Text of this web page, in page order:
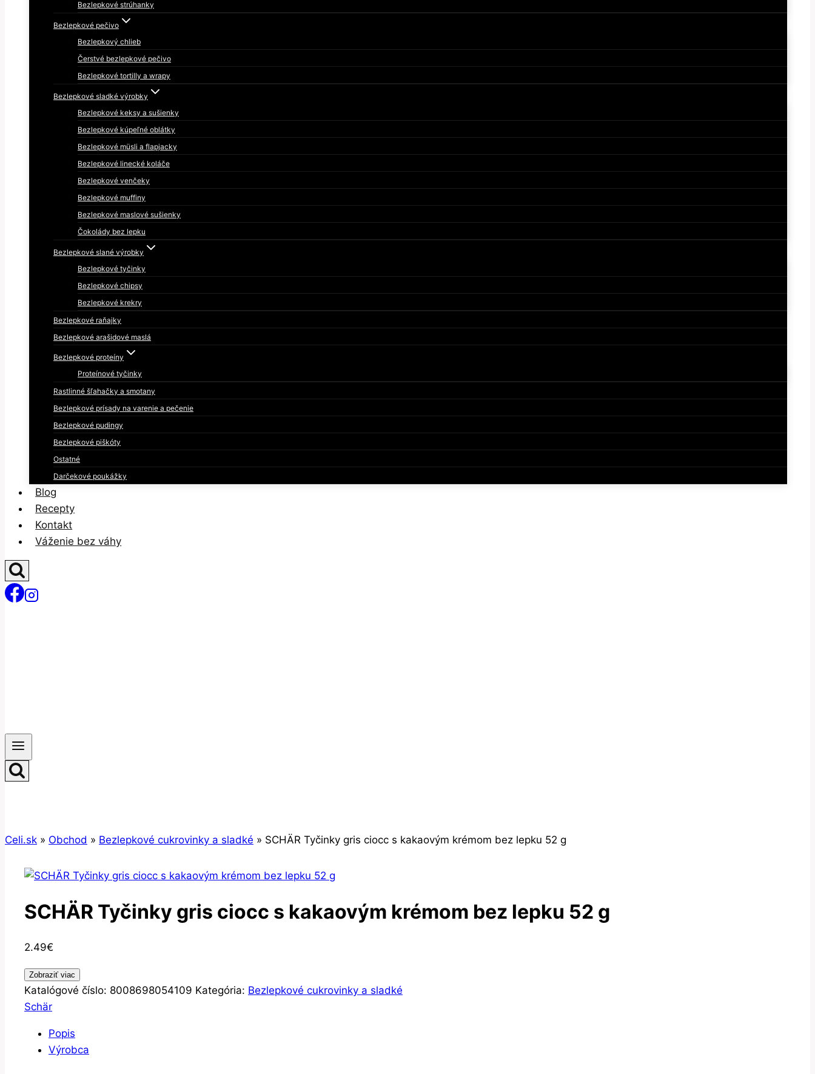
Bezlepkové strúhanky
Bezlepkové pečivo
Bezlepkový chlieb
Čerstvé bezlepkové pečivo
Bezlepkové tortilly a wrapy
Bezlepkové sladké výrobky
Bezlepkové keksy a sušienky
Bezlepkové kúpeľné oblátky
Bezlepkové müsli a flapjacky
Bezlepkové linecké koláče
Bezlepkové venčeky
Bezlepkové muffiny
Bezlepkové maslové sušienky
Čokolády bez lepku
Bezlepkové slané výrobky
Bezlepkové tyčinky
Bezlepkové chipsy
Bezlepkové krekry
Bezlepkové raňajky
Bezlepkové arašidové maslá
Bezlepkové proteíny
Proteínové tyčinky
Rastlinné šľahačky a smotany
Bezlepkové prísady na varenie a pečenie
Bezlepkové pudingy
Bezlepkové piškóty
Ostatné
Darčekové poukážky
Blog
Recepty
Kontakt
Váženie bez váhy
Celi.sk » Obchod » Bezlepkové cukrovinky a sladké » SCHÄR Tyčinky gris ciocc s kakaovým krémom bez lepku 52 g
SCHÄR Tyčinky gris ciocc s kakaovým krémom bez lepku 52 g
2.49€
Zobraziť viac
Katalógové číslo: 8008698054109 Kategória: Bezlepkové cukrovinky a sladké
Schär
Popis
Výrobca